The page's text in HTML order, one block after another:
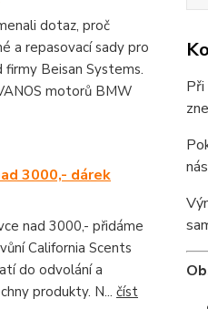
dotaz, proč
a repasovací sady pro
Beisan Systems.
motorů BMW
3000,- dárek
nad 3000,- přidáme
California Scents
do odvolání a
produkty. N... číst
Při